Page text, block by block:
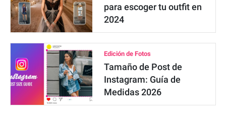
para escoger tu outfit en
2024
Edición de Fotos
Tamaño de Post de
Instagram: Guía de
Medidas 2026